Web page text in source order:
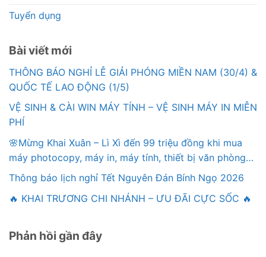
Tuyển dụng
Bài viết mới
THÔNG BÁO NGHỈ LỄ GIẢI PHÓNG MIỀN NAM (30/4) &
QUỐC TẾ LAO ĐỘNG (1/5)
VỆ SINH & CÀI WIN MÁY TÍNH – VỆ SINH MÁY IN MIỄN
PHÍ
🌸Mừng Khai Xuân – Lì Xì đến 99 triệu đồng khi mua
máy photocopy, máy in, máy tính, thiết bị văn phòng…
Thông báo lịch nghỉ Tết Nguyên Đán Bính Ngọ 2026
🔥 KHAI TRƯƠNG CHI NHÁNH – ƯU ĐÃI CỰC SỐC 🔥
Phản hồi gần đây